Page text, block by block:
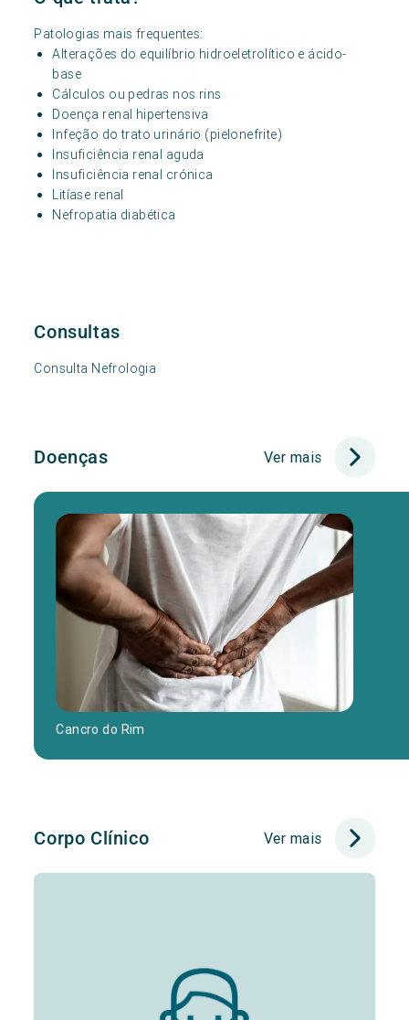
Patologias mais frequentes:
Alterações do equilíbrio hidroeletrolítico e ácido-
base
Cálculos ou pedras nos rins
Doença renal hipertensiva
Infeção do trato urinário (pielonefrite)
Insuficiência renal aguda
Insuficiência renal crónica
Litíase renal
Nefropatia diabética
Consultas
Consulta Nefrologia
Doenças Ver mais
Cancro do Rim
Corpo Clínico Ver mais